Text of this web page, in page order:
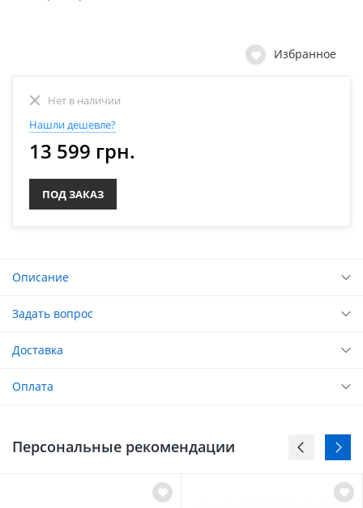
Избранное
Нет в наличии
Нашли дешевле?
13 599 грн.
ПОД ЗАКАЗ
Описание
Задать вопрос
Доставка
Оплата
Персональные рекомендации